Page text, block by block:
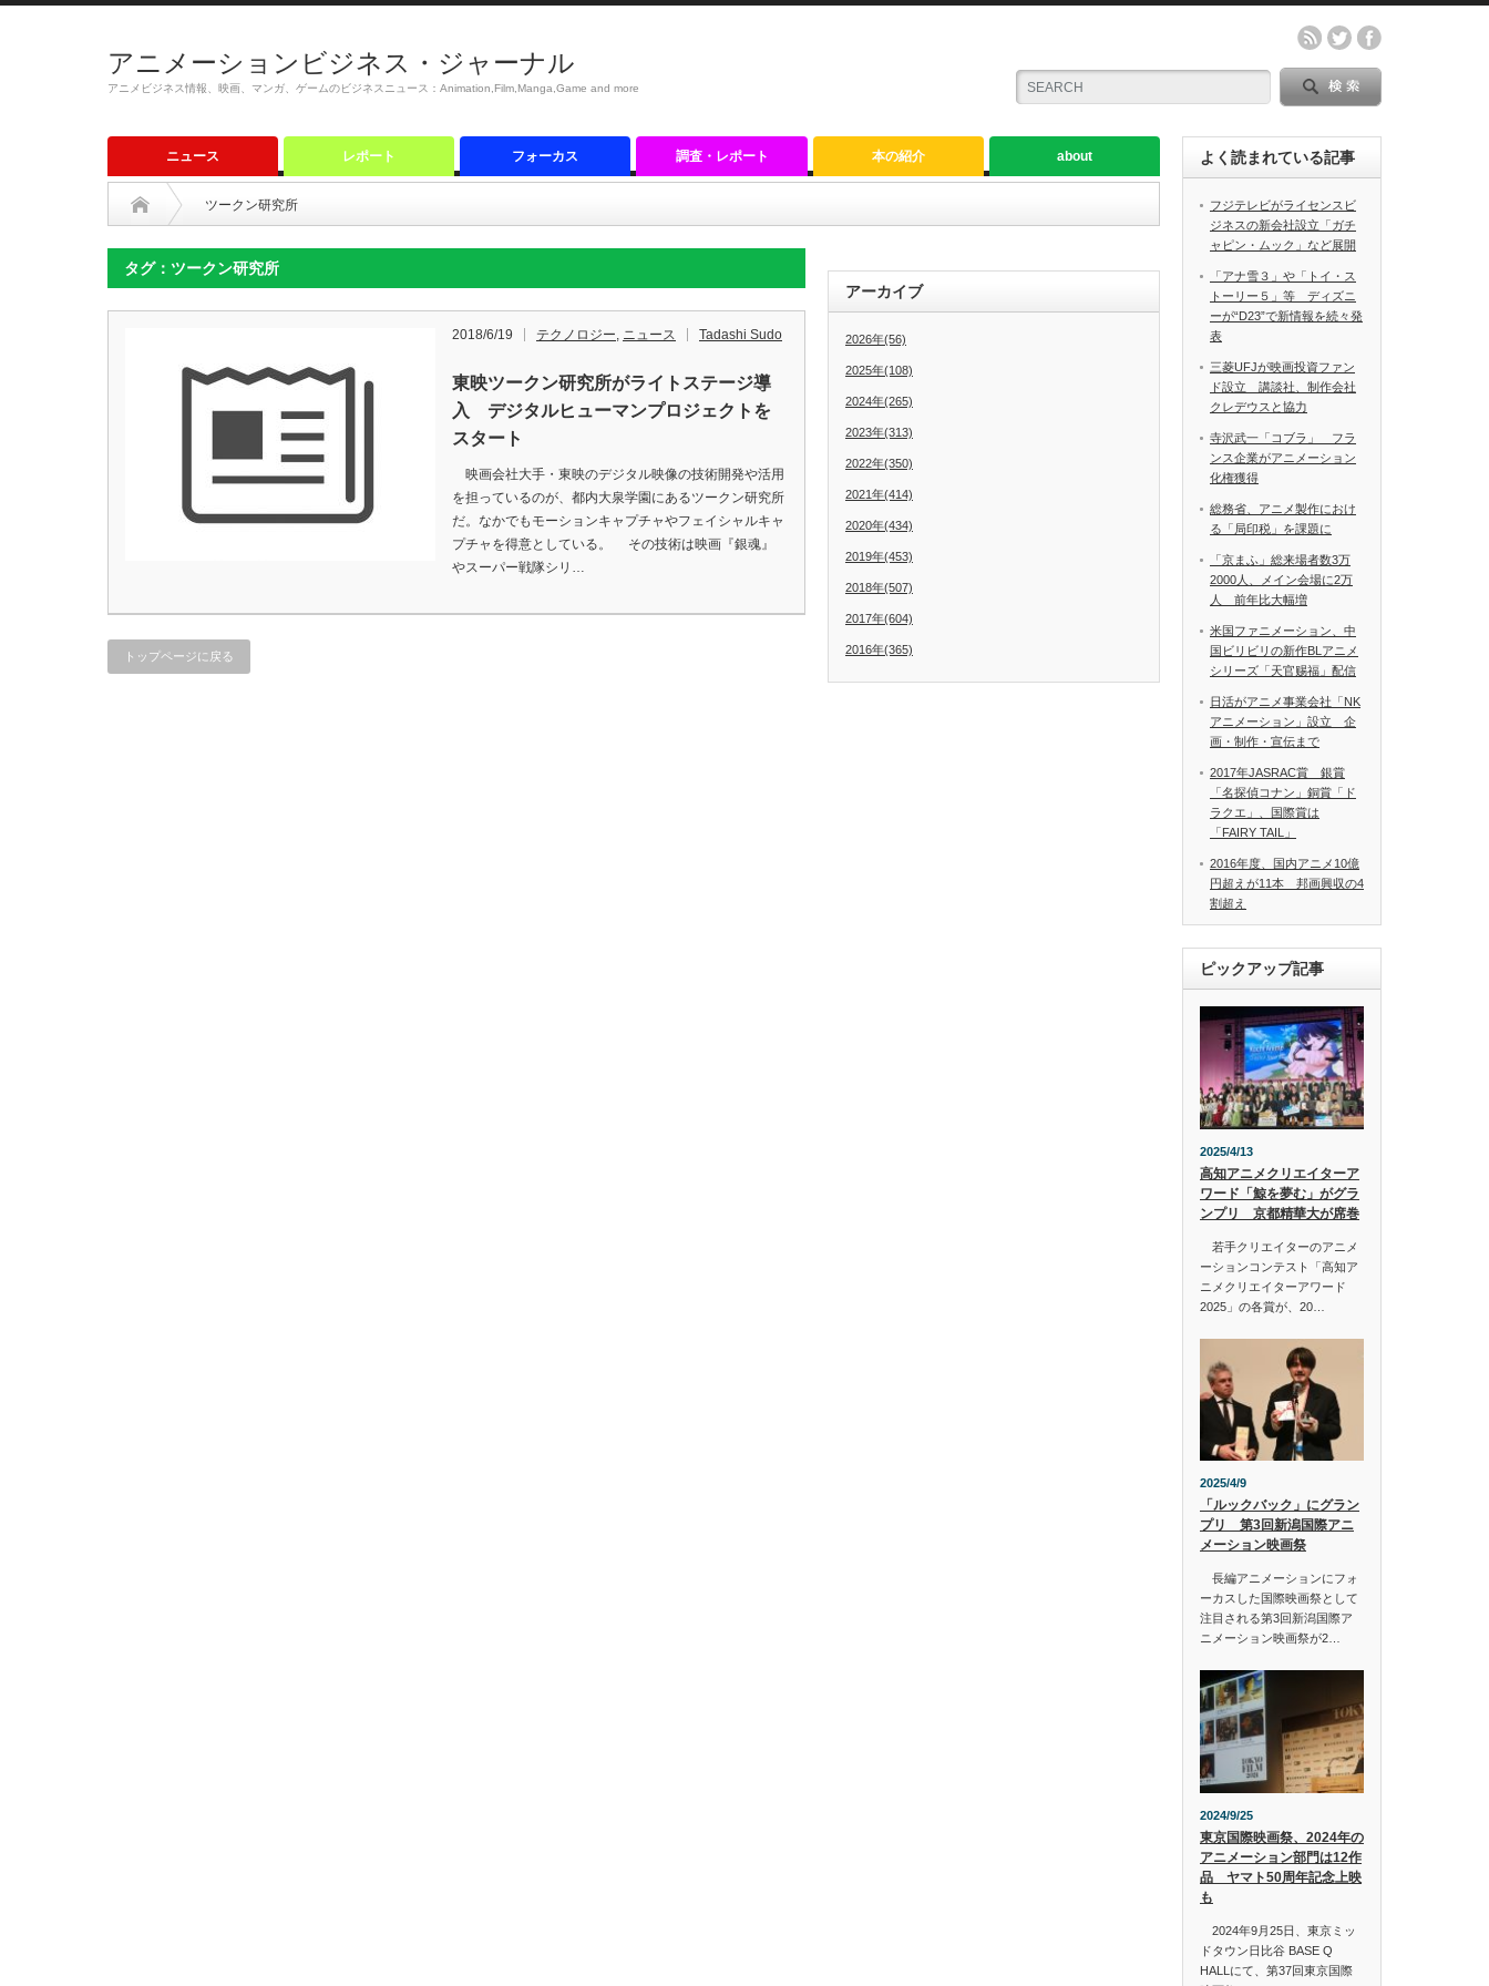
アニメーションビジネス・ジャーナル
アニメビジネス情報、映画、マンガ、ゲームのビジネスニュース：Animation,Film,Manga,Game and more
ニュース レポート フォーカス 調査・レポート 本の紹介 about
ツークン研究所
タグ：ツークン研究所
2018/6/19 テクノロジー, ニュース Tadashi Sudo
東映ツークン研究所がライトステージ導
入 デジタルヒューマンプロジェクトを
スタート
映画会社大手・東映のデジタル映像の技術開発や活用
を担っているのが、都内大泉学園にあるツークン研究所
だ。なかでもモーションキャプチャやフェイシャルキャ
プチャを得意としている。 その技術は映画『銀魂』
やスーパー戦隊シリ…
トップページに戻る
アーカイブ
2026年(56)
2025年(108)
2024年(265)
2023年(313)
2022年(350)
2021年(414)
2020年(434)
2019年(453)
2018年(507)
2017年(604)
2016年(365)
よく読まれている記事
フジテレビがライセンスビ
ジネスの新会社設立「ガチ
ャピン・ムック」など展開
「アナ雪３」や「トイ・ス
トーリー５」等 ディズニ
ーが“D23”で新情報を続々発
表
三菱UFJが映画投資ファン
ド設立 講談社、制作会社
クレデウスと協力
寺沢武一「コブラ」 フラ
ンス企業がアニメーション
化権獲得
総務省、アニメ製作におけ
る「局印税」を課題に
「京まふ」総来場者数3万
2000人、メイン会場に2万
人 前年比大幅増
米国ファニメーション、中
国ビリビリの新作BLアニメ
シリーズ「天官赐福」配信
日活がアニメ事業会社「NK
アニメーション」設立 企
画・制作・宣伝まで
2017年JASRAC賞 銀賞
「名探偵コナン」銅賞「ド
ラクエ」、国際賞は
「FAIRY TAIL」
2016年度、国内アニメ10億
円超えが11本 邦画興収の4
割超え
ピックアップ記事
2025/4/13
高知アニメクリエイターア
ワード「鯨を夢む」がグラ
ンプリ 京都精華大が席巻
若手クリエイターのアニメ
ーションコンテスト「高知ア
ニメクリエイターアワード
2025」の各賞が、20…
2025/4/9
「ルックバック」にグラン
プリ 第3回新潟国際アニ
メーション映画祭
長編アニメーションにフォ
ーカスした国際映画祭として
注目される第3回新潟国際ア
ニメーション映画祭が2…
2024/9/25
東京国際映画祭、2024年の
アニメーション部門は12作
品 ヤマト50周年記念上映
も
2024年9月25日、東京ミッ
ドタウン日比谷 BASE Q
HALLにて、第37回東京国際